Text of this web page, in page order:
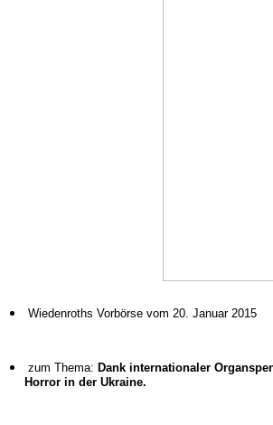
Wiedenroths Vorbörse vom 20. Januar 2015
zum Thema: Dank internationaler
Horror in der Ukraine.